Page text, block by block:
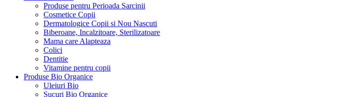
Produse pentru Perioada Sarcinii
Cosmetice Copii
Dermatologice Copii si Nou Nascuti
Biberoane, Incalzitoare, Sterilizatoare
Mama care Alapteaza
Colici
Dentitie
Vitamine pentru copii
Produse Bio Organice
Uleiuri Bio
Sucuri Bio Organice